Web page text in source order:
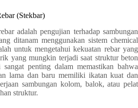
(Stekbar)
adalah pengujian terhadap sambungan
ditanam menggunakan sistem chemical
untuk mengetahui kekuatan rebar yang
yang mungkin terjadi saat struktur beton
penting dalam memastikan bahwa
lama dan baru memiliki ikatan kuat dan
sambungan kolom, balok, atau pelat
struktur.